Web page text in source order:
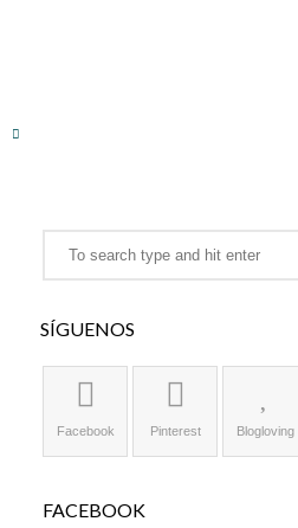
SÍGUENOS
Facebook Pinterest Blogloving
FACEBOOK